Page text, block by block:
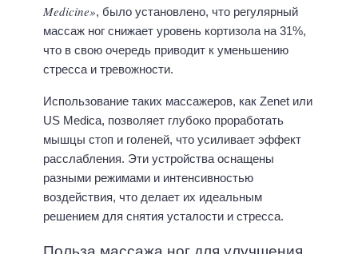
Medicine», было установлено, что регулярный
массаж ног снижает уровень кортизола на 31%,
что в свою очередь приводит к уменьшению
стресса и тревожности.
Использование таких массажеров, как Zenet или
US Medica, позволяет глубоко проработать
мышцы стоп и голеней, что усиливает эффект
расслабления. Эти устройства оснащены
разными режимами и интенсивностью
воздействия, что делает их идеальным
решением для снятия усталости и стресса.